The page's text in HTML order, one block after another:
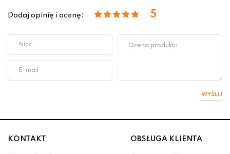
Dodaj opinię i ocenę: 5
WYŚLIJ
KONTAKT OBSŁUGA KLIENTA